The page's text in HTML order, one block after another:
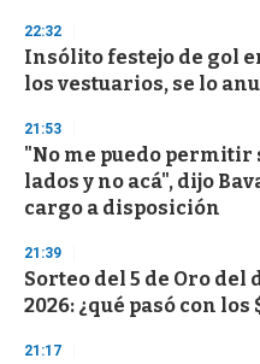
s
22:32
Insólito festejo de gol
los vestuarios, se lo
21:53
"No me puedo permitir
lados y no acá", dijo
cargo a disposición
21:39
Sorteo del 5 de Oro del
2026: ¿qué pasó con los
21:17